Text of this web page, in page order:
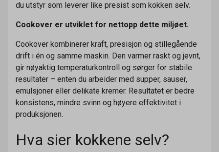
du utstyr som leverer like presist som kokken selv.
Cookover er utviklet for nettopp dette miljøet.
Cookover kombinerer kraft, presisjon og stillegående
drift i én og samme maskin. Den varmer raskt og jevnt,
gir nøyaktig temperaturkontroll og sørger for stabile
resultater – enten du arbeider med supper, sauser,
emulsjoner eller delikate kremer. Resultatet er bedre
konsistens, mindre svinn og høyere effektivitet i
produksjonen.
Hva sier kokkene selv?